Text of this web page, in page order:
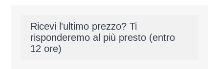
Ricevi l'ultimo prezzo? Ti
risponderemo al più presto (entro
12 ore)